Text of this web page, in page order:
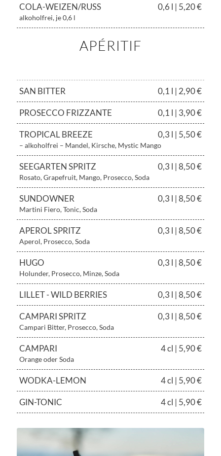
COLA-WEIZEN/RUSS 0,6 l | 5,20 €
alkoholfrei, je 0,6 l
APÉRITIF
SAN BITTER 0,1 l | 2,90 €
PROSECCO FRIZZANTE 0,1 l | 3,90 €
TROPICAL BREEZE 0,3 l | 5,50 €
– alkoholfrei – Mandel, Kirsche, Mystic Mango
SEEGARTEN SPRITZ 0,3 l | 8,50 €
Rosato, Grapefruit, Mango, Prosecco, Soda
SUNDOWNER 0,3 l | 8,50 €
Martini Fiero, Tonic, Soda
APEROL SPRITZ 0,3 l | 8,50 €
Aperol, Prosecco, Soda
HUGO 0,3 l | 8,50 €
Holunder, Prosecco, Minze, Soda
LILLET - WILD BERRIES 0,3 l | 8,50 €
CAMPARI SPRITZ 0,3 l | 8,50 €
Campari Bitter, Prosecco, Soda
CAMPARI 4 cl | 5,90 €
Orange oder Soda
WODKA-LEMON 4 cl | 5,90 €
GIN-TONIC 4 cl | 5,90 €